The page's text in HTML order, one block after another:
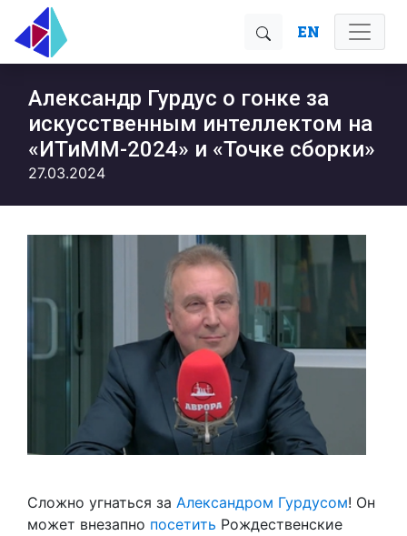
EN
Александр Гурдус о гонке за
искусственным интеллектом на
«ИТиММ-2024» и «Точке сборки»
27.03.2024
Сложно угнаться за Александром Гурдусом! Он
может внезапно посетить Рождественские